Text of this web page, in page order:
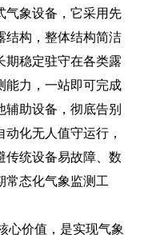
气象设备，它采用先
结构，整体结构简洁
期稳定驻守在各类露
能力，一站即可完成
助设备，彻底告别
化无人值守运行，
传统设备易故障、数
常态化气象监测工
心价值，是实现气象